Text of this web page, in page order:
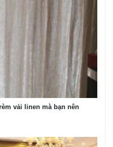
vải linen mà bạn nên